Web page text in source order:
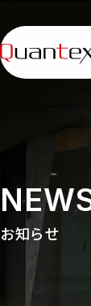
クオンテッ
事業内容
制作事例
採用情報
NEW
お知らせ